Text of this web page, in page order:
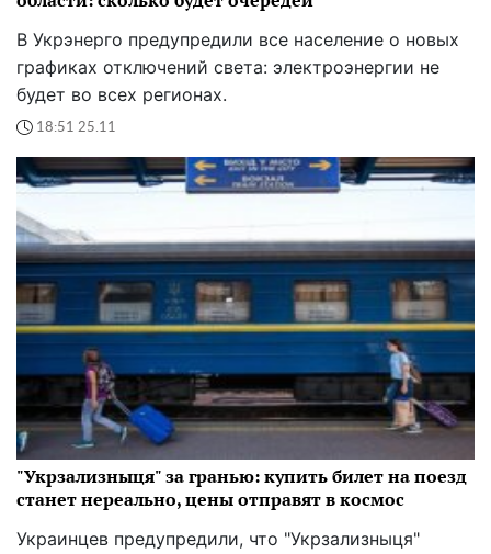
В Укрэнерго предупредили все население о новых
графиках отключений света: электроэнергии не
будет во всех регионах.
18:51 25.11
"Укрзализныця" за гранью: купить билет на поезд
станет нереально, цены отправят в космос
Украинцев предупредили, что "Укрзализныця"